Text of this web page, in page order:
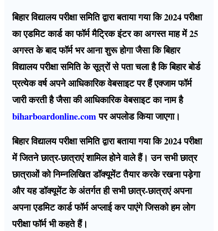
बिहार विद्यालय परीक्षा समिति द्वारा बताया गया कि 2024 परीक्षा
का एडमिट कार्ड का फॉर्म मैट्रिक इंटर का अगस्त माह में 25
अगस्त के बाद फॉर्म भर आना शुरू होगा जैसा कि बिहार
विद्यालय परीक्षा समिति के सूत्रों से पता चला है कि बिहार बोर्ड
प्रत्येक वर्ष अपने आधिकारिक वेबसाइट पर हैं एक्जाम फॉर्म
जारी करती है जैसा की आधिकारिक वेबसाइट का नाम है
biharboardonline.comपर अपलोड किया जाएगा।
बिहार विद्यालय परीक्षा समिति द्वारा बताया गया कि 2024 परीक्षा
में जितने छात्र-छात्राएं शामिल होने वाले हैं। उन सभी छात्र
छात्राओं को निम्नलिखित डॉक्यूमेंट तैयार करके रखना पड़ेगा
और यह डॉक्यूमेंट के अंतर्गत ही सभी छात्र-छात्राएं अपना
अपना एडमिट कार्ड फॉर्म अप्लाई कर पाएंगे जिसको हम लोग
परीक्षा फॉर्म भी कहते हैं।